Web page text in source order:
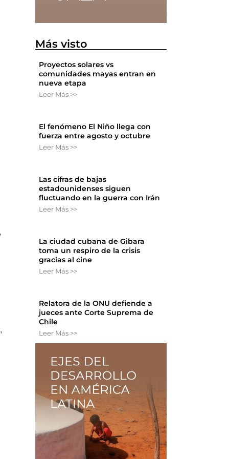
Más visto
Proyectos solares vs
comunidades mayas entran en
nueva etapa
Leer Más >>
El fenómeno El Niño llega con
fuerza entre agosto y octubre
Leer Más >>
Las cifras de bajas
estadounidenses siguen
fluctuando en la guerra con Irán
Leer Más >>
La ciudad cubana de Gibara
toma un respiro de la crisis
gracias al cine
Leer Más >>
Relatora de la ONU defiende a
jueces ante Corte Suprema de
Chile
Leer Más >>